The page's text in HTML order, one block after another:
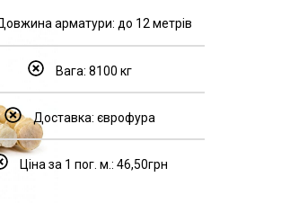
арматури: до 12 метрів
Вага: 8100 кг
Доставка: єврофура
Ціна за 1 пог. м.: 46,50грн